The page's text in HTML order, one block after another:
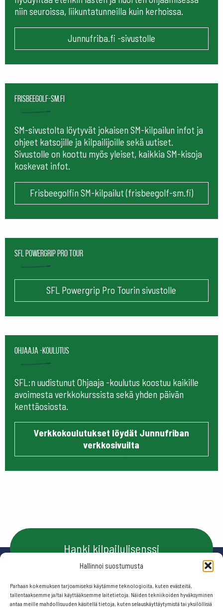
Hallinnoi suostumusta
Parhaan kokemuksen tarjoamiseksi käytämme teknologioita, kuten evästeitä,
tallentaaksemme ja/tai käyttääksemme laitetietoja. Näiden tekniikoiden hyväksyminen
antaa meille mahdollisuuden käsitellä tietoja, kuten selauskäyttäytymistä tai yksilöllisiä
niin seuroissa, liikuntatunneilla kuin kerhoissa.
Junnufriba.fi -sivustolle
frisbeegolf-sm.fi
SM-sivustolta löytyvät jokaisen SM-kilpailun infot ja
ohjeet katsojille ja kilpailijoille sekä uutiset.
Sivustolle on koottu myös yleiset, kaikkia SM-kisoja
koskevat infot.
Frisbeegolfin SM-kilpailut (frisbeegolf-sm.fi)
SFL Powergrip Pro Tour
SFL Powergrip Pro Tourin sivustolle
Ohjaaja -koulutus
SFL:n uudistunut Ohjaaja -koulutus koostuu kaikille
avoimesta verkkokurssista sekä yhden päivän
kenttäosiosta.
Verkkokoulutukset löydät Junnufriban
verkkosivuilta
Hanki kilpailulisenssi
Ota yhteyttä